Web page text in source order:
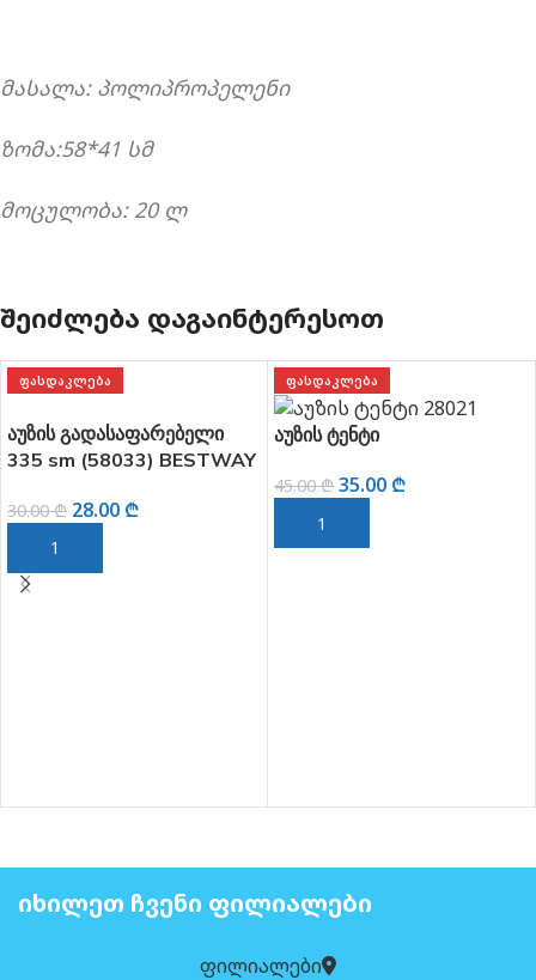
მასალა: პოლიპროპელენი
ზომა:58*41 სმ
მოცულობა: 20 ლ
ᲨᲔᲘᲫᲚᲔᲑᲐ ᲓᲐᲒᲐᲘᲜᲢᲔᲠᲔᲡᲝᲗ
ᲤᲐᲡᲓᲐᲙᲚᲔᲑᲐ
აუზის გადასაფარებელი
335 sm (58033) BESTWAY
30.00₾ 28.00 ₾
ᲙᲐᲚᲐᲗᲐᲨᲘ ᲓᲐᲛᲐᲢᲔᲑᲐ
ᲤᲐᲡᲓᲐᲙᲚᲔᲑᲐ
აუზის ტენტი
45.00₾ 35.00 ₾
ᲙᲐᲚᲐᲗᲐᲨᲘ ᲓᲐᲛᲐᲢᲔᲑᲐ
ᲘᲮᲘᲚᲔᲗ ᲩᲕᲔᲜᲘ ᲤᲘᲚᲘᲐᲚᲔᲑᲘ
ფილიალები